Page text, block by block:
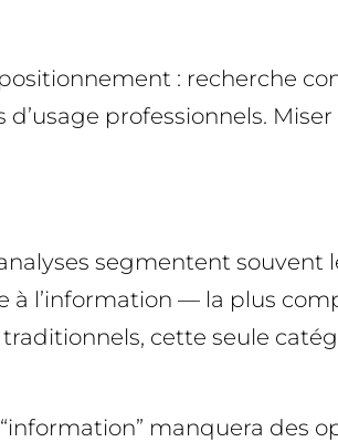
: recherche
professionnels.
segmentent
à l’information — la plus
cette seule
manquera des